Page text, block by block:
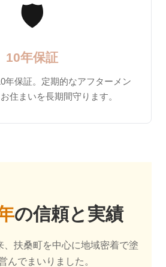
🛡️
10年保証
年保証。定期的なアフターメン
住まいを長期間守ります。
の信頼と実績
、扶桑町を中心に地域密着で塗
んでまいりました。